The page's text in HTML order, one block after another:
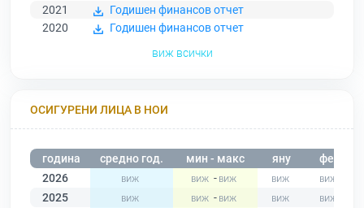
2021
Годишен финансов отчет
2020
Годишен финансов отчет
виж всички
ОСИГУРЕНИ ЛИЦА В НОИ
година средно год. мин - макс яну
фев
2026
-
2025
-